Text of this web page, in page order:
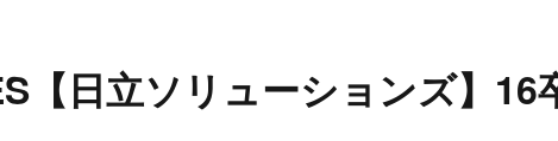
【日立ソリューションズ】